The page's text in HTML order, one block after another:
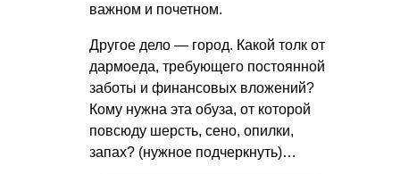
важном и почетном.
Другое дело — город. Какой толк от
дармоеда, требующего постоянной
заботы и финансовых вложений?
Кому нужна эта обуза, от которой
повсюду шерсть, сено, опилки,
запах? (нужное подчеркнуть)…